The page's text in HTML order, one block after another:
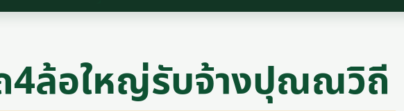
4ล้อใหญ่รับจ้างปุณณวิถี